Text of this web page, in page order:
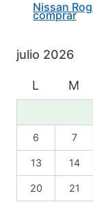
Nissan
comprar
julio 2026
L M
6 7
13 14
20 21